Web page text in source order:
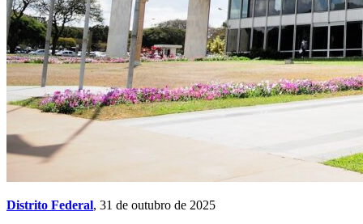
Distrito Federal, 31 de outubro de 2025